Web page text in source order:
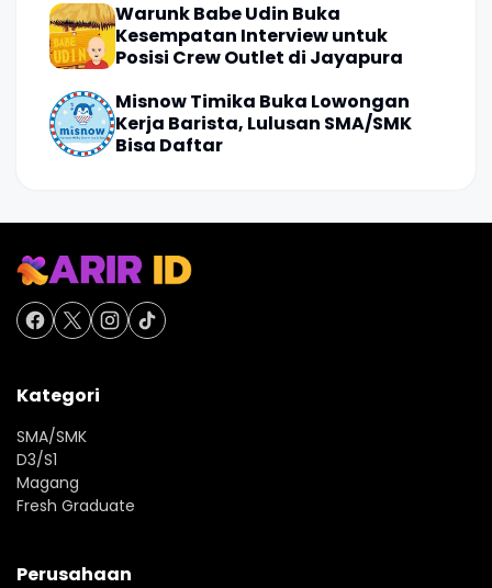
Warunk Babe Udin Buka
Kesempatan Interview untuk
Posisi Crew Outlet di Jayapura
Misnow Timika Buka Lowongan
Kerja Barista, Lulusan SMA/SMK
Bisa Daftar
Kategori
SMA/SMK
D3/S1
Magang
Fresh Graduate
Perusahaan